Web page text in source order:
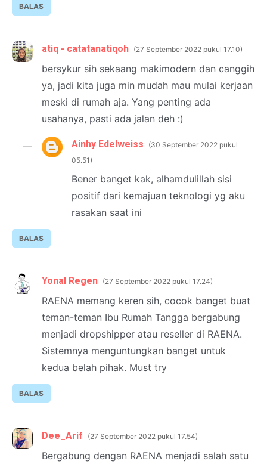
BALAS
atiq - catatanatiqoh 27 September 2022 pukul 17.10
bersykur sih sekaang makimodern dan canggih
ya, jadi kita juga min mudah mau mulai kerjaan
meski di rumah aja. Yang penting ada
usahanya, pasti ada jalan deh :)
BALAS
Ainhy Edelweiss
30 September 2022 pukul
05.51
Bener banget kak, alhamdulillah sisi
positif dari kemajuan teknologi yg aku
rasakan saat ini
Yonal Regen 27 September 2022 pukul 17.24
RAENA memang keren sih, cocok banget buat
teman-teman Ibu Rumah Tangga bergabung
menjadi dropshipper atau reseller di RAENA.
Sistemnya menguntungkan banget untuk
kedua belah pihak. Must try
BALAS
Dee_Arif 27 September 2022 pukul 17.54
Bergabung dengan RAENA menjadi salah satu